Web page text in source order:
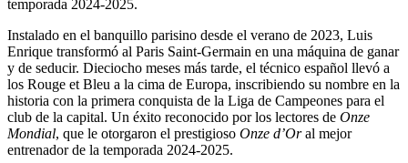
temporada 2024-2025.
Instalado en el banquillo parisino desde el verano de 2023, Luis
Enrique transformó al Paris Saint-Germain en una máquina de ganar
y de seducir. Dieciocho meses más tarde, el técnico español llevó a
los Rouge et Bleu a la cima de Europa, inscribiendo su nombre en la
historia con la primera conquista de la Liga de Campeones para el
club de la capital. Un éxito reconocido por los lectores de Onze
Mondial, que le otorgaron el prestigioso Onze d’Oral mejor
entrenador de la temporada 2024-2025.